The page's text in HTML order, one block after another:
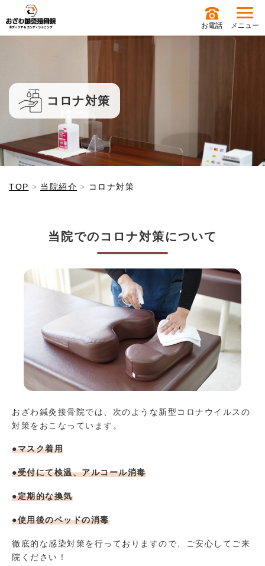
お電話 メニュー
コロナ対策
TOP 当院紹介 コロナ対策
当院でのコロナ対策について
おざわ鍼灸接骨院では、次のような新型コロナウイルスの
対策をおこなっています。
●マスク着用
●受付にて検温、アルコール消毒
●定期的な換気
●使用後のベッドの消毒
徹底的な感染対策を行っておりますので、ご安心してご来
院ください！